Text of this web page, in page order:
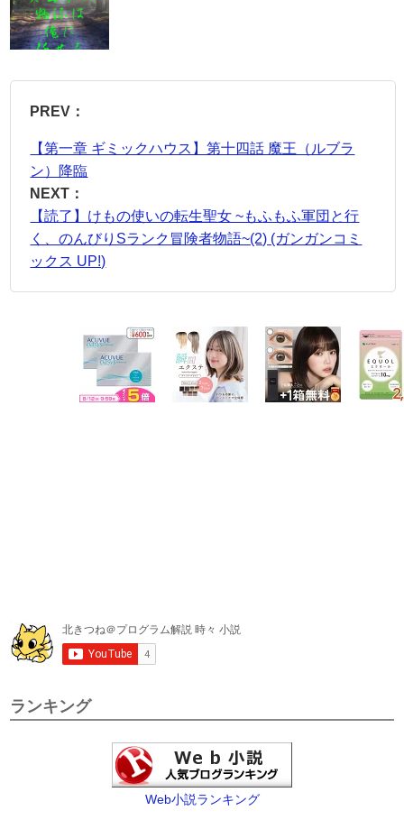
PREV：
【第一章 ギミックハウス】第十四話 魔王（ルブラ
ン）降臨
NEXT：
【読了】けもの使いの転生聖女 ~もふもふ軍団と行
く、のんびりSランク冒険者物語~(2) (ガンガンコミ
ックス UP!)
ランキング
Web小説ランキング